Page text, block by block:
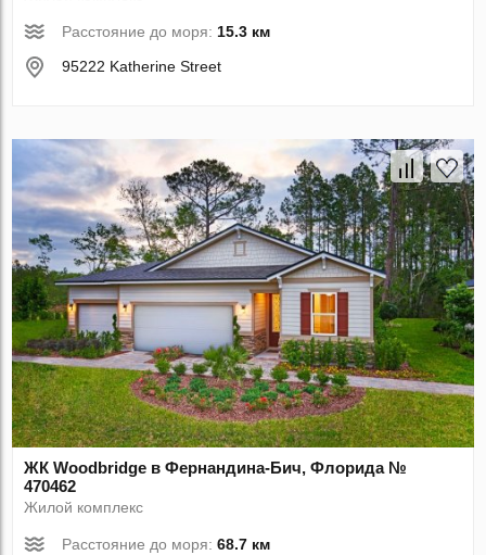
Расстояние до моря:15.3 км
95222 Katherine Street
ЖК Woodbridge в Фернандина-Бич, Флорида №
470462
Жилой комплекс
Расстояние до моря:68.7 км